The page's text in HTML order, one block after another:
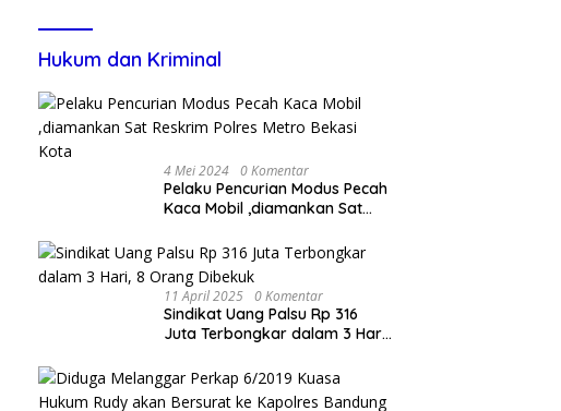
Hukum dan Kriminal
4 Mei 2024 0 Komentar
Pelaku Pencurian Modus Pecah
Kaca Mobil ,diamankan Sat
Kota
11 April 2025 0 Komentar
Sindikat Uang Palsu Rp 316
Juta Terbongkar dalam 3 Hari,